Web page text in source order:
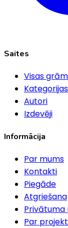
Saites
Visas
Kategorijas
Autori
Izdevēji
Informācija
Par mums
Kontakti
Piegāde
Atgriešana
Privātuma
Par